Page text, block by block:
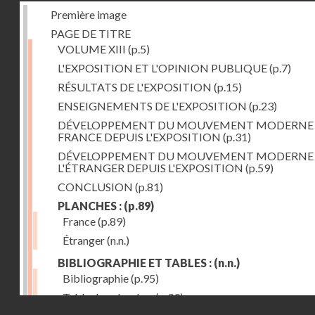
Première image
PAGE DE TITRE
VOLUME XIII (p.5)
L'EXPOSITION ET L'OPINION PUBLIQUE(p.7)
RÉSULTATS DE L'EXPOSITION (p.15)
ENSEIGNEMENTS DE L'EXPOSITION (p.23)
DÉVELOPPEMENT DU MOUVEMENT
FRANCE DEPUIS L'EXPOSITION (p.31)
DÉVELOPPEMENT DU MOUVEMENT
L'ÉTRANGER DEPUIS L'EXPOSITION (p.59)
CONCLUSION (p.81)
PLANCHES : (p.89)
France(p.89)
Étranger(n.n.)
BIBLIOGRAPHIE ET TABLES : (n.n.)
Bibliographie(p.95)
Table des planches(p.99)